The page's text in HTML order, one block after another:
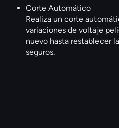
Corte Automático
Realiza un corte
variaciones de voltaje
nuevo hasta restablecer
seguros.